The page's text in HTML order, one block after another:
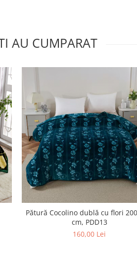
AU CUMPARAT
Pătură Cocolino dublă cu flori
cm, PDD13
160,00 Lei